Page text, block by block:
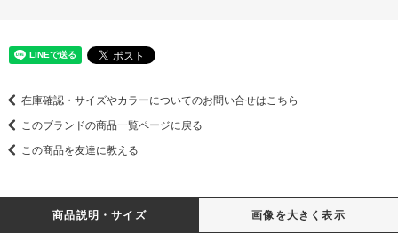
在庫確認・サイズやカラーについてのお問い合せはこちら
このブランドの商品一覧ページに戻る
この商品を友達に教える
商品説明・サイズ 画像を大きく表示